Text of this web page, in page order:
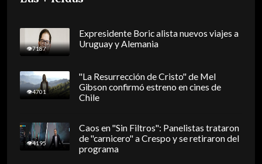
7187
Expresidente Boric alista nuevos viajes a
Uruguay y Alemania
4701
"La Resurrección de Cristo" de Mel
Gibson confirmó estreno en cines de
Chile
4195
Caos en "Sin Filtros": Panelistas trataron
de "carnicero" a Crespo y se retiraron del
programa